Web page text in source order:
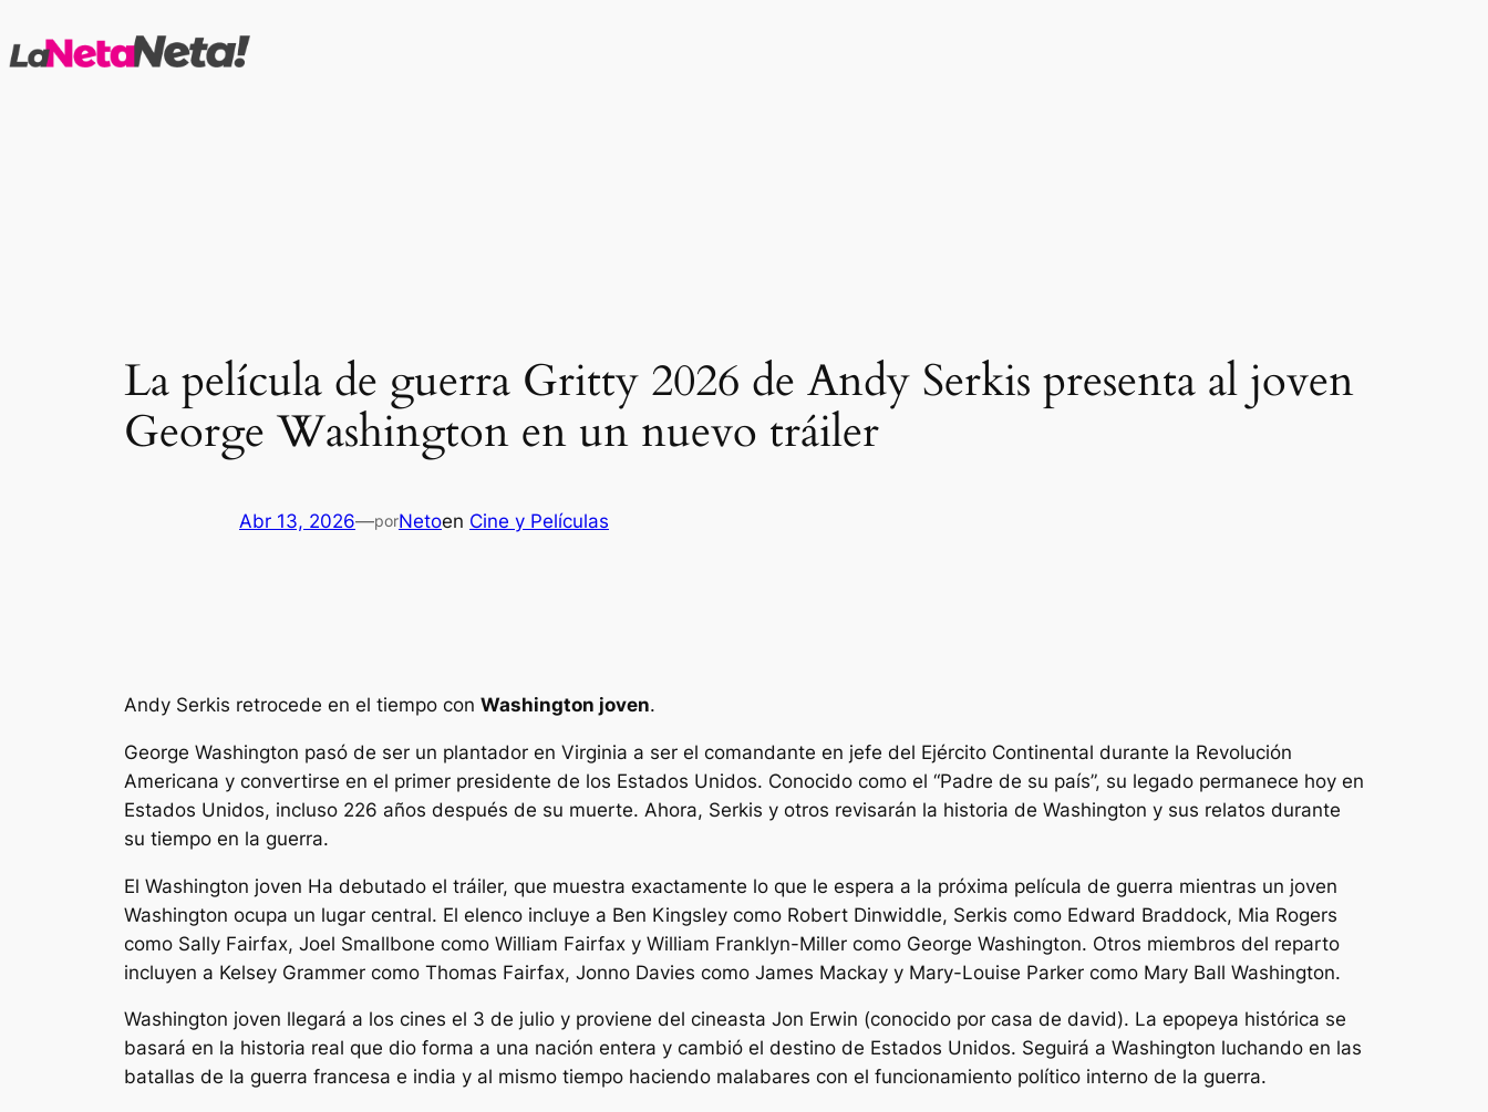
al
La película de guerra Gritty 2026 de Andy Serkis presenta al joven
George Washington en un nuevo tráiler
Abr 13, 2026—porNetoen Cine y Películas
Andy Serkis retrocede en el tiempo con Washington joven.
George Washington pasó de ser un plantador en Virginia a ser el comandante en jefe del Ejército Continental durante la Revolución
Americana y convertirse en el primer presidente de los Estados Unidos. Conocido como el “Padre de su país”, su legado permanece hoy en
Estados Unidos, incluso 226 años después de su muerte. Ahora, Serkis y otros revisarán la historia de Washington y sus relatos durante
su tiempo en la guerra.
El Washington joven Ha debutado el tráiler, que muestra exactamente lo que le espera a la próxima película de guerra mientras un joven
Washington ocupa un lugar central. El elenco incluye a Ben Kingsley como Robert Dinwiddle, Serkis como Edward Braddock, Mia Rogers
como Sally Fairfax, Joel Smallbone como William Fairfax y William Franklyn-Miller como George Washington. Otros miembros del reparto
incluyen a Kelsey Grammer como Thomas Fairfax, Jonno Davies como James Mackay y Mary-Louise Parker como Mary Ball Washington.
Washington joven llegará a los cines el 3 de julio y proviene del cineasta Jon Erwin (conocido por casa de david). La epopeya histórica se
basará en la historia real que dio forma a una nación entera y cambió el destino de Estados Unidos. Seguirá a Washington luchando en las
batallas de la guerra francesa e india y al mismo tiempo haciendo malabares con el funcionamiento político interno de la guerra.